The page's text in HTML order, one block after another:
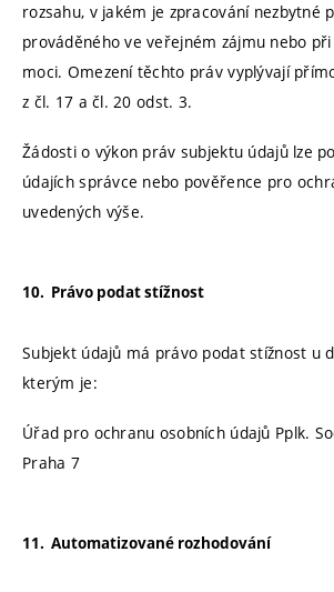
rozsahu, v jakém je zpracování nezbytné
prováděného ve veřejném zájmu nebo
moci. Omezení těchto práv vyplývají
z čl. 17 a čl. 20 odst. 3.
Žádosti o výkon práv subjektu údajů lze
údajích správce nebo pověřence pro
uvedených výše.
10. Právo podat stížnost
Subjekt údajů má právo podat stížnost u
kterým je:
Úřad pro ochranu osobních údajů Pplk.
Praha 7
11. Automatizované rozhodování